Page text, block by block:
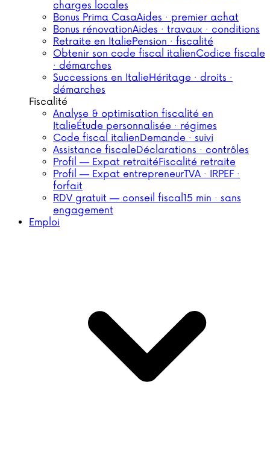
charges locales
Bonus Prima CasaAides · premier achat
Bonus rénovationAides · travaux · conditions
Retraite en ItaliePension · fiscalité
Obtenir son code fiscal italienCodice fiscale
· démarches
Successions en ItalieHéritage · droits ·
démarches
Fiscalité
Analyse & optimisation fiscalité en
ItalieÉtude personnalisée · régimes
Code fiscal italienDemande · suivi
Assistance fiscaleDéclarations · contrôles
Profil — Expat retraitéFiscalité retraite
Profil — Expat entrepreneurTVA · IRPEF ·
forfait
RDV gratuit — conseil fiscal15 min · sans
engagement
Emploi